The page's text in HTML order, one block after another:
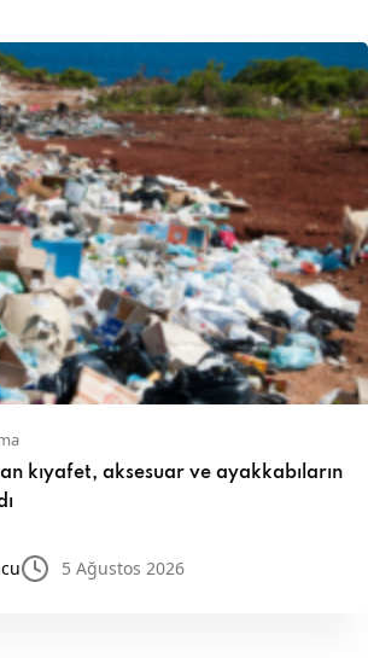
kıyafet, aksesuar ve ayakkabıların
5 Ağustos 2026